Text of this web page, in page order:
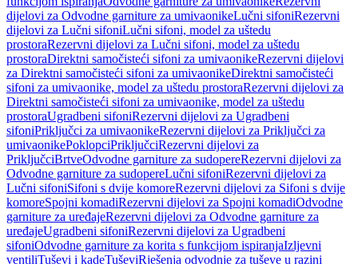
dijelovi za Odvodne garniture za umivaonikeLučni sifoniRezervni
dijelovi za Lučni sifoniLučni sifoni, model za uštedu
prostoraRezervni dijelovi za Lučni sifoni, model za uštedu
prostoraDirektni samočisteći sifoni za umivaonikeRezervni dijelovi
za Direktni samočisteći sifoni za umivaonikeDirektni samočisteći
sifoni za umivaonike, model za uštedu prostoraRezervni dijelovi za
Direktni samočisteći sifoni za umivaonike, model za uštedu
prostoraUgradbeni sifoniRezervni dijelovi za Ugradbeni
sifoniPriključci za umivaonikeRezervni dijelovi za Priključci za
umivaonikePoklopciPriključciRezervni dijelovi za
PriključciBrtveOdvodne garniture za sudopereRezervni dijelovi za
Odvodne garniture za sudopereLučni sifoniRezervni dijelovi za
Lučni sifoniSifoni s dvije komoreRezervni dijelovi za Sifoni s dvije
komoreSpojni komadiRezervni dijelovi za Spojni komadiOdvodne
garniture za uređajeRezervni dijelovi za Odvodne garniture za
uređajeUgradbeni sifoniRezervni dijelovi za Ugradbeni
sifoniOdvodne garniture za korita s funkcijom ispiranjaIzljevni
ventiliTuševi i kadeTuševiRješenja odvodnje za tuševe u razini